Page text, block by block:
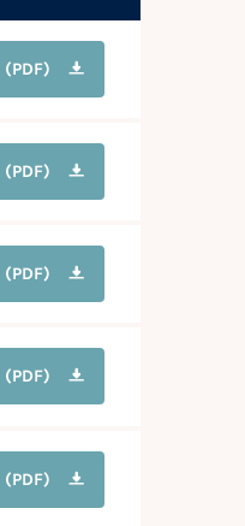
(PDF)
(PDF)
(PDF)
(PDF)
(PDF)